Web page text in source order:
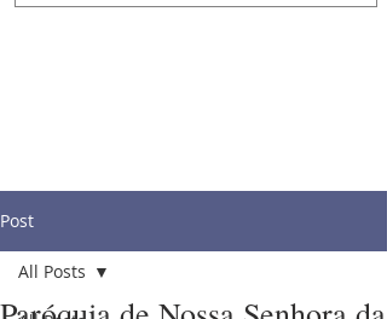
Post
All Posts